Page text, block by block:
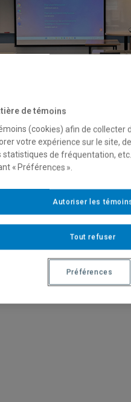
de témoins
(cookies) afin de collecter
votre expérience sur le site,
statistiques de fréquentation,
« Préférences ».
Tout refuser
Autoriser les
Préférences